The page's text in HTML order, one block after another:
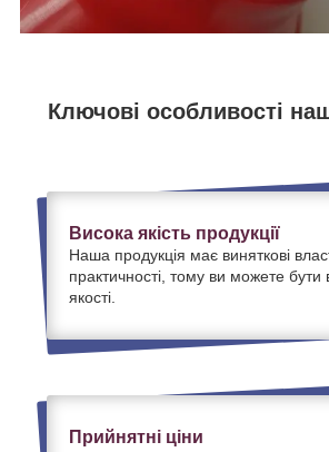
Ключові особливості
Висока якість продукції
Наша продукція має виняткові
практичності, тому ви можете бути
якості.
Прийнятні ціни